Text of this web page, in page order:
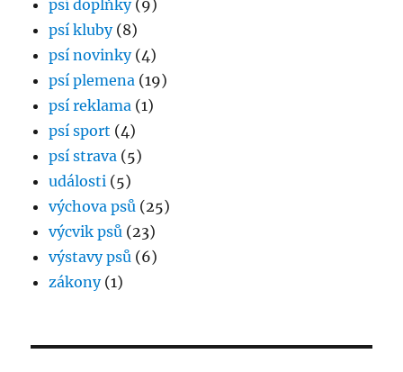
psí doplňky(9)
psí kluby(8)
psí novinky(4)
psí plemena (19)
psí reklama (1)
psí sport (4)
psí strava (5)
události (5)
výchova psů (25)
výcvik psů (23)
výstavy psů (6)
zákony(1)